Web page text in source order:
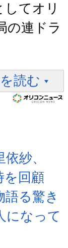
してオリ
の連ドラ
読む
紗、
を回顧
語る驚き
になって